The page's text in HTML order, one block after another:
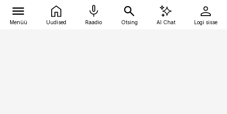
Menüü Uudised Raadio Otsing AI Chat Logi sisse